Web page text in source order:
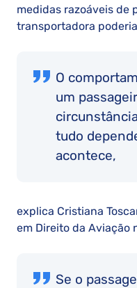
medidas razoáveis de
transportadora
O
um
tudo
acontece,
explica Cristiana
em Direito da Aviação
Se o